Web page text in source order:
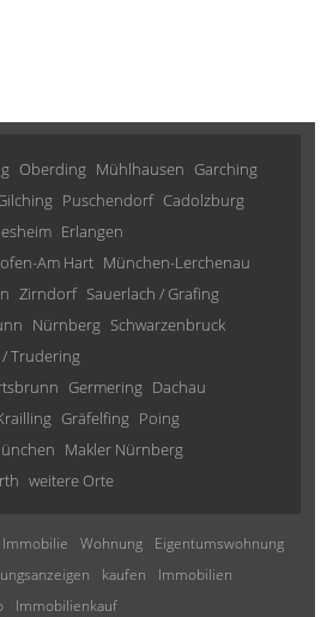
Oberding Mühlhausen Garching
Puschendorf Cadolzburg
Erlangen
Am Hart München-Lerchenau
Zirndorf Sauerlach / Grafing
Nürnberg Schwarzenbruck
Trudering
Germering Dachau
Gräfelfing Poing
Makler Nürnberg
weitere Orte
Immobilie Wohnung
Eigentumswohnung
kaufen
Immobilien
Immobilienkauf